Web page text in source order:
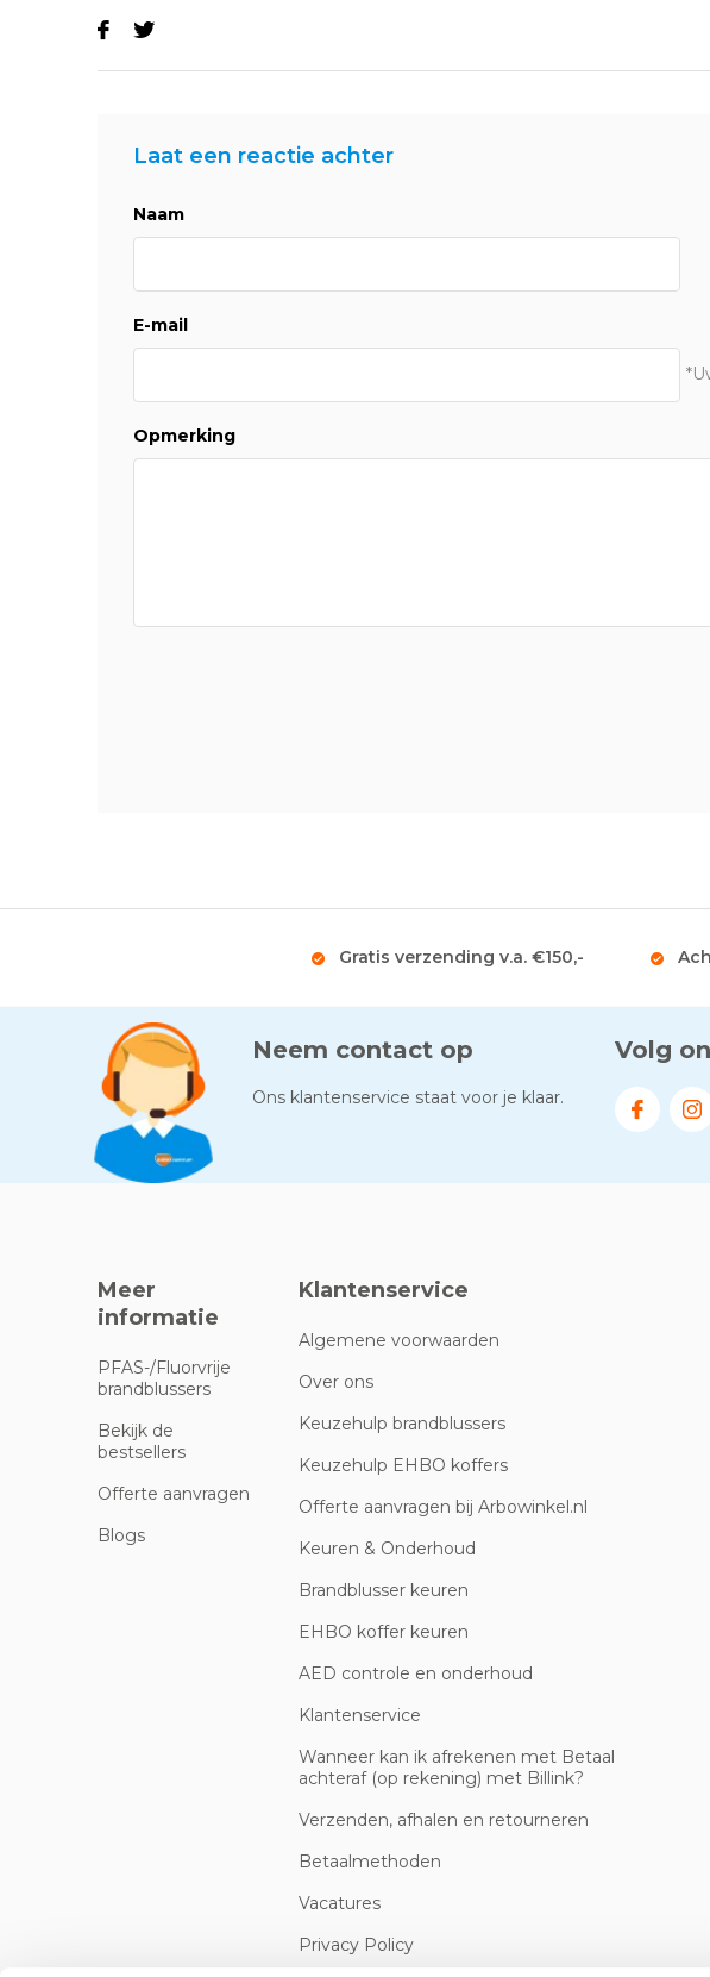
Laat een reactie achter
Naam
E-mail
Opmerking
Gratis verzending v.a. €150,-
Neem contact op
Ons klantenservice staat voor je klaar.
Volg
Meer
informatie
PFAS-/Fluorvrije
brandblussers
Bekijk de
bestsellers
Offerte aanvragen
Blogs
Klantenservice
Algemene voorwaarden
Over ons
Keuzehulp brandblussers
Keuzehulp EHBO koffers
Offerte aanvragen bij Arbowinkel.nl
Keuren & Onderhoud
Brandblusser keuren
EHBO koffer keuren
AED controle en onderhoud
Klantenservice
Wanneer kan ik afrekenen met Betaal
achteraf (op rekening) met Billink?
Verzenden, afhalen en retourneren
Betaalmethoden
Vacatures
Privacy Policy